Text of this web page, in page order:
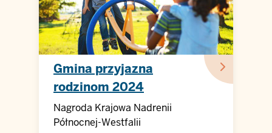
Gmina przyjazna
rodzinom 2024
Nagroda Krajowa Nadrenii
Północnej-Westfalii